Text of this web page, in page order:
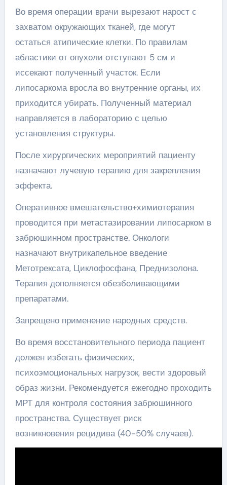
Во время операции врачи вырезают нарост с
захватом окружающих тканей, где могут
остаться атипические клетки. По правилам
абластики от опухоли отступают 5 см и
иссекают полученный участок. Если
липосаркома вросла во внутренние органы, их
приходится убирать. Полученный материал
направляется в лабораторию с целью
установления структуры.
После хирургических мероприятий пациенту
назначают лучевую терапию для закрепления
эффекта.
Оперативное вмешательство+химиотерапия
проводится при метастазировании липосарком в
забрюшинном пространстве. Онкологи
назначают внутрикапельное введение
Метотрексата, Циклофосфана, Преднизолона.
Терапия дополняется обезболивающими
препаратами.
Запрещено применение народных средств.
Во время восстановительного периода пациент
должен избегать физических,
психоэмоциональных нагрузок, вести здоровый
образ жизни. Рекомендуется ежегодно проходить
МРТ для контроля состояния забрюшинного
пространства. Существует риск
возникновения рецидива (40-50% случаев).